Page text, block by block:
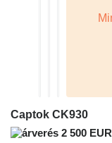
Captok CK930
2 500 EUR